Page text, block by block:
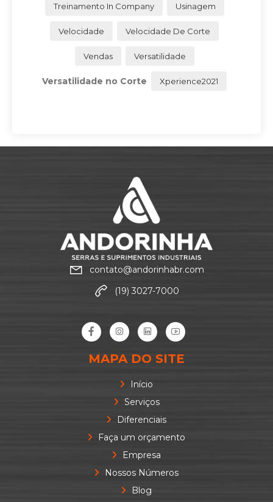
Treinamento In Company Usinagem
Velocidade Velocidade De Corte
Vendas Versatilidade
Versatilidade no Corte Xperience2021
contato@andorinhabr.com
(19) 3027-7000
MAPA DO SITE
Início
Serviços
Diferenciais
Faça um orçamento
Empresa
Nossos Números
Blog